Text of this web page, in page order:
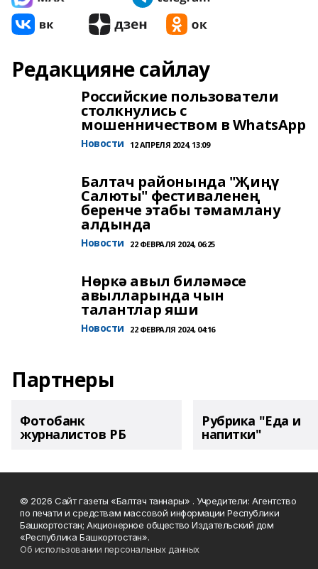
Редакцияне сайлау
Российские пользователи
столкнулись с
мошенничеством в WhatsApp
Новости 12 АПРЕЛЯ 2024, 13:09
Балтач районында "Җиңү
Салюты" фестиваленең
беренче этабы тәмамлану
алдында
Новости 22 ФЕВРАЛЯ 2024, 06:25
Нөркә авыл биләмәсе
авылларында чын
талантлар яши
Новости 22 ФЕВРАЛЯ 2024, 04:16
Партнеры
Фотобанк
журналистов РБ
Рубрика "Еда и
напитки"
© 2026 Сайт газеты «Балтач таннары» . Учредители: Агентство
по печати и средствам массовой информации Республики
Башкортостан; Акционерное общество Издательский дом
«Республика Башкортостан».
Об использовании персональных данных